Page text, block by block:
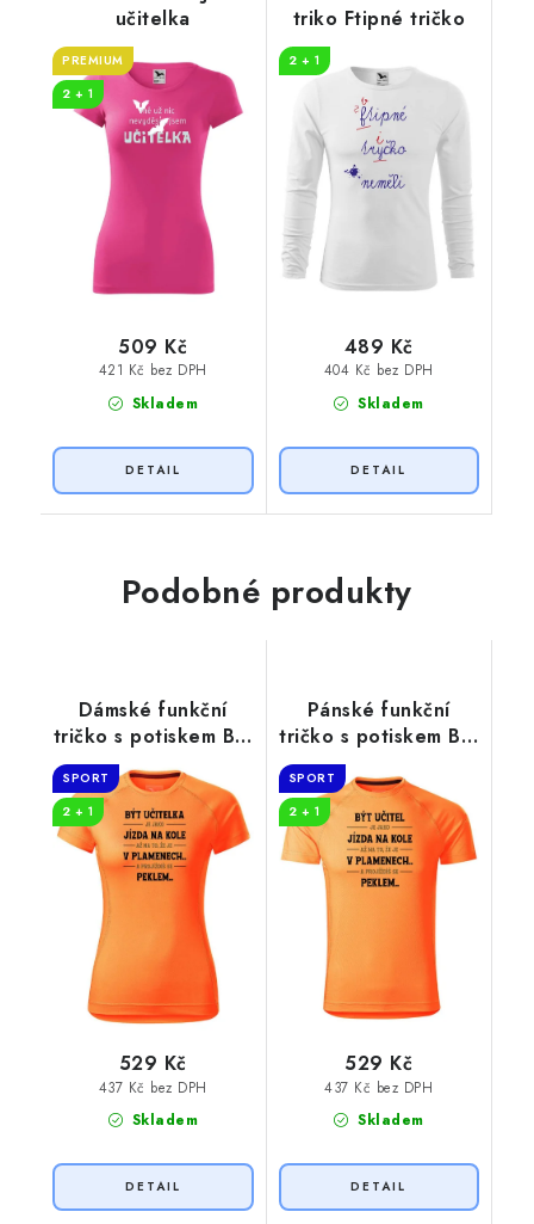
učitelka
PREMIUM
2 + 1
Skladem
421 Kč bez DPH
509 Kč
triko Ftipné tričko
2 + 1
Skladem
404 Kč bez DPH
489 Kč
Podobné produkty
Dámské funkční
tričko s potiskem Být
učitelka
SPORT
2 + 1
Skladem
437 Kč bez DPH
529 Kč
Pánské funkční
tričko s potiskem Být
SPORT
2 + 1
Skladem
437 Kč bez DPH
529 Kč